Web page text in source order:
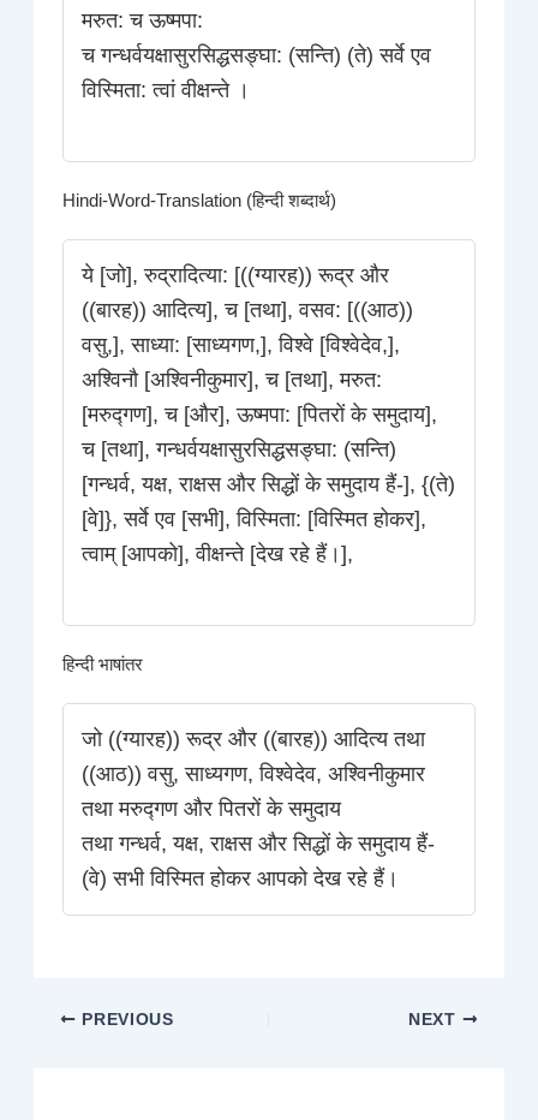
मरुत: च ऊष्मपा:
च गन्धर्वयक्षासुरसिद्धसङ्घा: (सन्ति) (ते) सर्वे एव
विस्मिता: त्वां वीक्षन्ते ।
Hindi-Word-Translation (हिन्दी शब्दार्थ)
ये [जो], रुद्रादित्या: [((ग्यारह)) रूद्र और
((बारह)) आदित्य], च [तथा], वसव: [((आठ))
वसु,], साध्या: [साध्यगण,], विश्वे [विश्वेदेव,],
अश्विनौ [अश्विनीकुमार], च [तथा], मरुत:
[मरुद्गण], च [और], ऊष्मपा: [पितरों के समुदाय],
च [तथा], गन्धर्वयक्षासुरसिद्धसङ्घा: (सन्ति)
[गन्धर्व, यक्ष, राक्षस और सिद्धों के समुदाय हैं-], {(ते)
[वे]}, सर्वे एव [सभी], विस्मिता: [विस्मित होकर],
त्वाम् [आपको], वीक्षन्ते [देख रहे हैं।],
हिन्दी भाषांतर
जो ((ग्यारह)) रूद्र और ((बारह)) आदित्य तथा
((आठ)) वसु, साध्यगण, विश्वेदेव, अश्विनीकुमार
तथा मरुद्गण और पितरों के समुदाय
तथा गन्धर्व, यक्ष, राक्षस और सिद्धों के समुदाय हैं-
(वे) सभी विस्मित होकर आपको देख रहे हैं।
PREVIOUS NEXT